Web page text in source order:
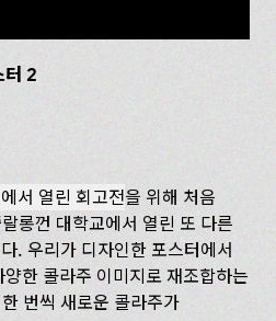
터 2
서 열린 회고전을 위해 처음
롱껀 대학교에서 열린 또 다른
. 우리가 디자인한 포스터에서
한 콜라주 이미지로 재조합하는
번씩 새로운 콜라주가